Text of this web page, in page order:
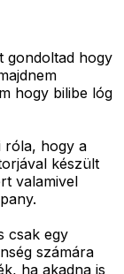
gondoltad hogy
hogy bilibe lóg
róla, hogy a
készült
valamivel
csak egy
számára
ha akadna is